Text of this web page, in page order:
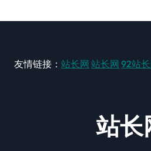
友情链接： 站长网 站长网 92站
站长